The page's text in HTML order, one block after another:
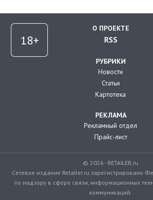
О ПРОЕКТЕ
RSS
РУБРИКИ
Новости
Статьи
Картотека
РЕКЛАМА
Рекламный отдел
Прайс-лист
© 2026 - RETAILER.ru
Сетевое издание Retailer.ru зарегистрировано
по надзору в сфере связи, информационных
коммуникаций.